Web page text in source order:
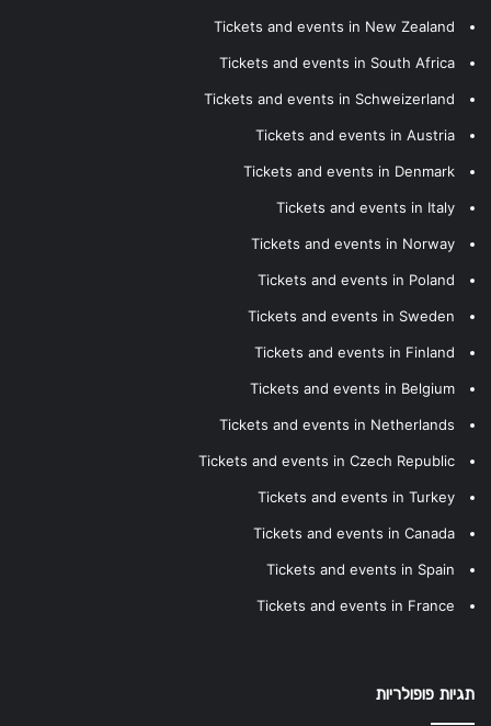
Tickets and events in New Zealand
Tickets and events in South Africa
Tickets and events in Schweizerland
Tickets and events in Austria
Tickets and events in Denmark
Tickets and events in Italy
Tickets and events in Norway
Tickets and events in Poland
Tickets and events in Sweden
Tickets and events in Finland
Tickets and events in Belgium
Tickets and events in Netherlands
Tickets and events in Czech Republic
Tickets and events in Turkey
Tickets and events in Canada
Tickets and events in Spain
Tickets and events in France
תגיות פופולריות